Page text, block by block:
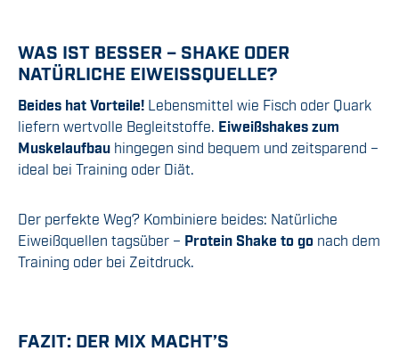
WAS IST BESSER – SHAKE ODER
NATÜRLICHE EIWEISSQUELLE?
Beides hat Vorteile! Lebensmittel wie Fisch oder Quark
liefern wertvolle Begleitstoffe. Eiweißshakes zum
Muskelaufbau hingegen sind bequem und zeitsparend –
ideal bei Training oder Diät.
Der perfekte Weg? Kombiniere beides: Natürliche
Eiweißquellen tagsüber – Protein Shake to go nach dem
Training oder bei Zeitdruck.
FAZIT: DER MIX MACHT’S